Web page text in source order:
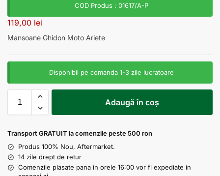
COD Produs : 01617/A-P
119,00 lei
Mansoane Ghidon Moto Ariete
Disponibil pe comanda 1-3 zile lucratoare
Adaugă în coș
Transport GRATUIT la comenzile peste 500 ron
Produs 100% Nou, Aftermarket.
14 zile drept de retur
Comenzile plasate pana in orele 16:00 vor fi expediate in